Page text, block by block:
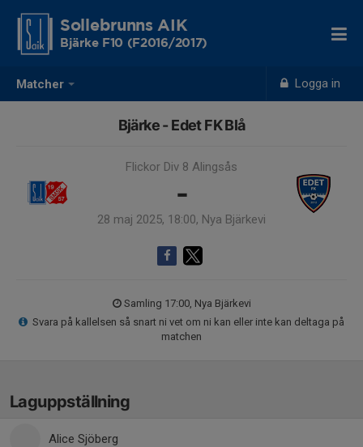
Matcher Logga in
Sollebrunns AIK
Bjärke F10 (F2016/2017)
Bjärke - Edet FK Blå
Flickor Div 8 Alingsås
-
28 maj 2025, 18:00, Nya Bjärkevi
Samling 17:00, Nya Bjärkevi
Svara på kallelsen så snart ni vet om ni kan eller inte kan deltaga på
matchen
Laguppställning
Alice Sjöberg